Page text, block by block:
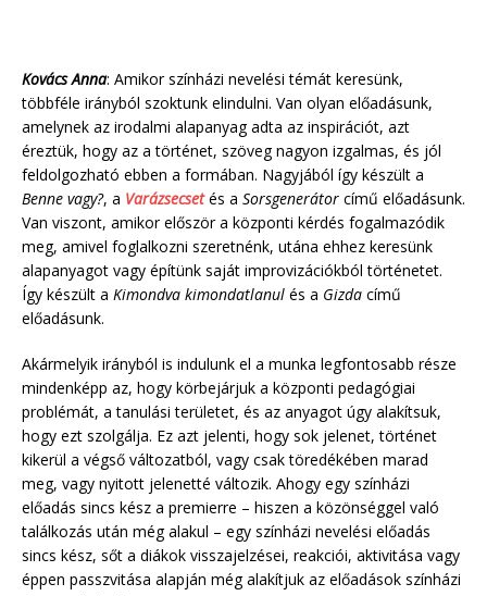
Kovács Anna: Amikor színházi nevelési témát keresünk,
többféle irányból szoktunk elindulni. Van olyan előadásunk,
amelynek az irodalmi alapanyag adta az inspirációt, azt
éreztük, hogy az a történet, szöveg nagyon izgalmas, és jól
feldolgozható ebben a formában. Nagyjából így készült a
Benne vagy?, a Varázsecset és a Sorsgenerátor című előadásunk.
Van viszont, amikor először a központi kérdés fogalmazódik
meg, amivel foglalkozni szeretnénk, utána ehhez keresünk
alapanyagot vagy építünk saját improvizációkból történetet.
Így készült a Kimondva kimondatlanul és a Gizda című
előadásunk.
Akármelyik irányból is indulunk el a munka legfontosabb része
mindenképp az, hogy körbejárjuk a központi pedagógiai
problémát, a tanulási területet, és az anyagot úgy alakítsuk,
hogy ezt szolgálja. Ez azt jelenti, hogy sok jelenet, történet
kikerül a végső változatból, vagy csak töredékében marad
meg, vagy nyitott jelenetté változik. Ahogy egy színházi
előadás sincs kész a premierre – hiszen a közönséggel való
találkozás után még alakul – egy színházi nevelési előadás
sincs kész, sőt a diákok visszajelzései, reakciói, aktivitása vagy
éppen passzvitása alapján még alakítjuk az előadások színházi